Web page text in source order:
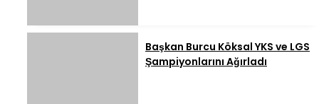
Başkan Burcu Köksal YKS ve LGS
Şampiyonlarını Ağırladı